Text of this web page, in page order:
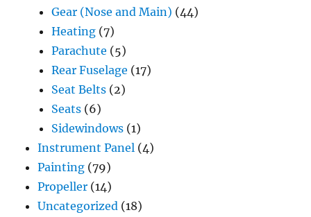
Gear (Nose and Main) (44)
Heating (7)
Parachute (5)
Rear Fuselage (17)
Seat Belts (2)
Seats (6)
Sidewindows (1)
Instrument Panel (4)
Painting (79)
Propeller (14)
Uncategorized (18)